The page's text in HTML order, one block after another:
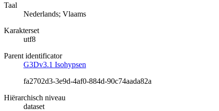
Taal
Nederlands; Vlaams
Karakterset
utf8
Parent identificator
G3Dv3.1 Isohypsen
fa2702d3-3e9d-4af0-884d-90c74aada82a
Hiërarchisch niveau
dataset